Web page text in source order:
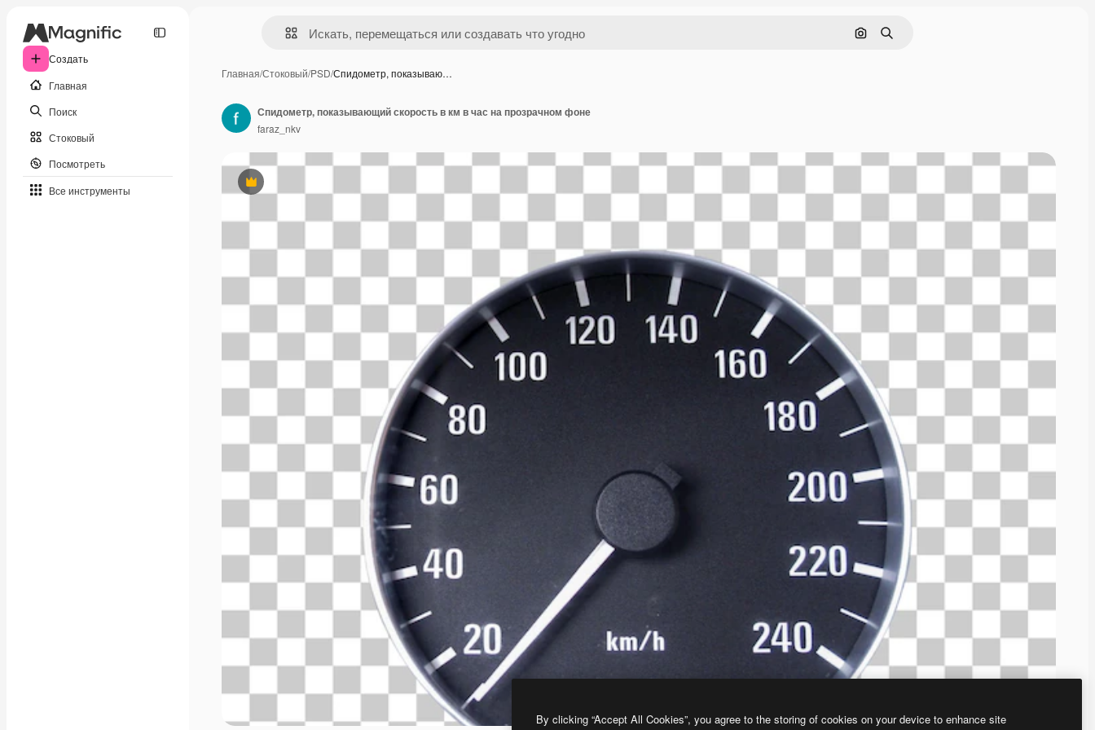
Создать
Главная
Поиск
Стоковый
Посмотреть
Все инструменты
Поиск по изображению
Поиск
Главная/Стоковый/PSD/Спидометр, показываю…
Премиум
Спидометр, показывающий скорость в км в час на прозрачном фоне
faraz_nkv
By clicking “Accept All Cookies”, you agree to the storing of cookies on your device to enhance site